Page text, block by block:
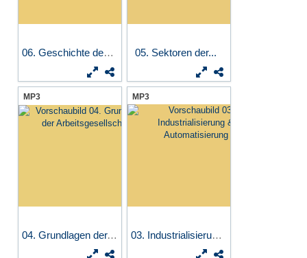
06. Geschichte des Rechnens I 05. Sektoren der...
MP3
04. Grundlagen der...
MP3
03. Industrialisierung &...